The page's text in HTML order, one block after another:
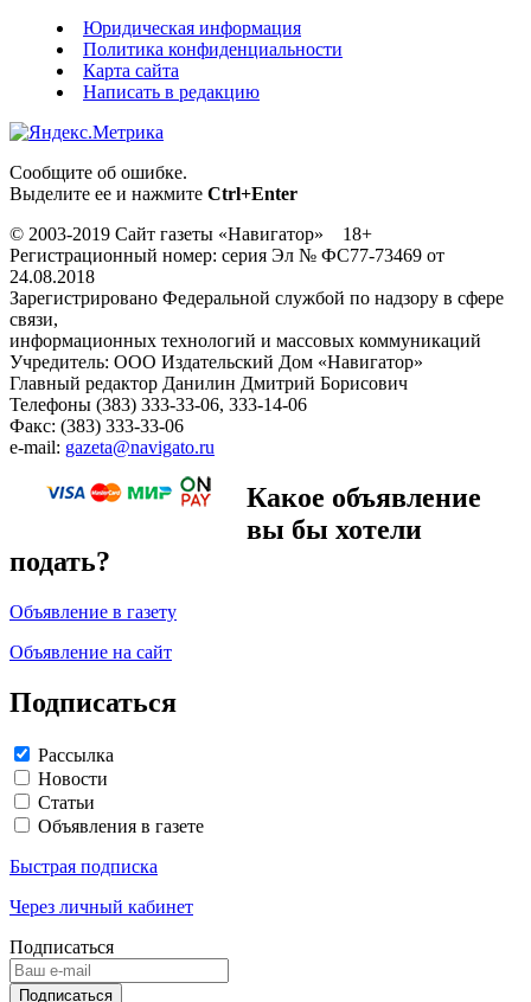
Юридическая информация
Политика конфиденциальности
Карта сайта
Написать в редакцию
Сообщите об ошибке.
Выделите ее и нажмите Ctrl+Enter
© 2003-2019 Сайт газеты «Навигатор» 18+
Регистрационный номер: серия Эл № ФС77-73469 от
24.08.2018
Зарегистрировано Федеральной службой по надзору в сфере
связи,
информационных технологий и массовых коммуникаций
Учредитель: ООО Издательский Дом «Навигатор»
Главный редактор Данилин Дмитрий Борисович
Телефоны (383) 333-33-06, 333-14-06
Факс: (383) 333-33-06
e-mail: gazeta@navigato.ru
Какое объявление
вы бы хотели
подать?
Объявление в газету
Объявление на сайт
Подписаться
Рассылка
Новости
Статьи
Объявления в газете
Быстрая подписка
Через личный кабинет
Подписаться